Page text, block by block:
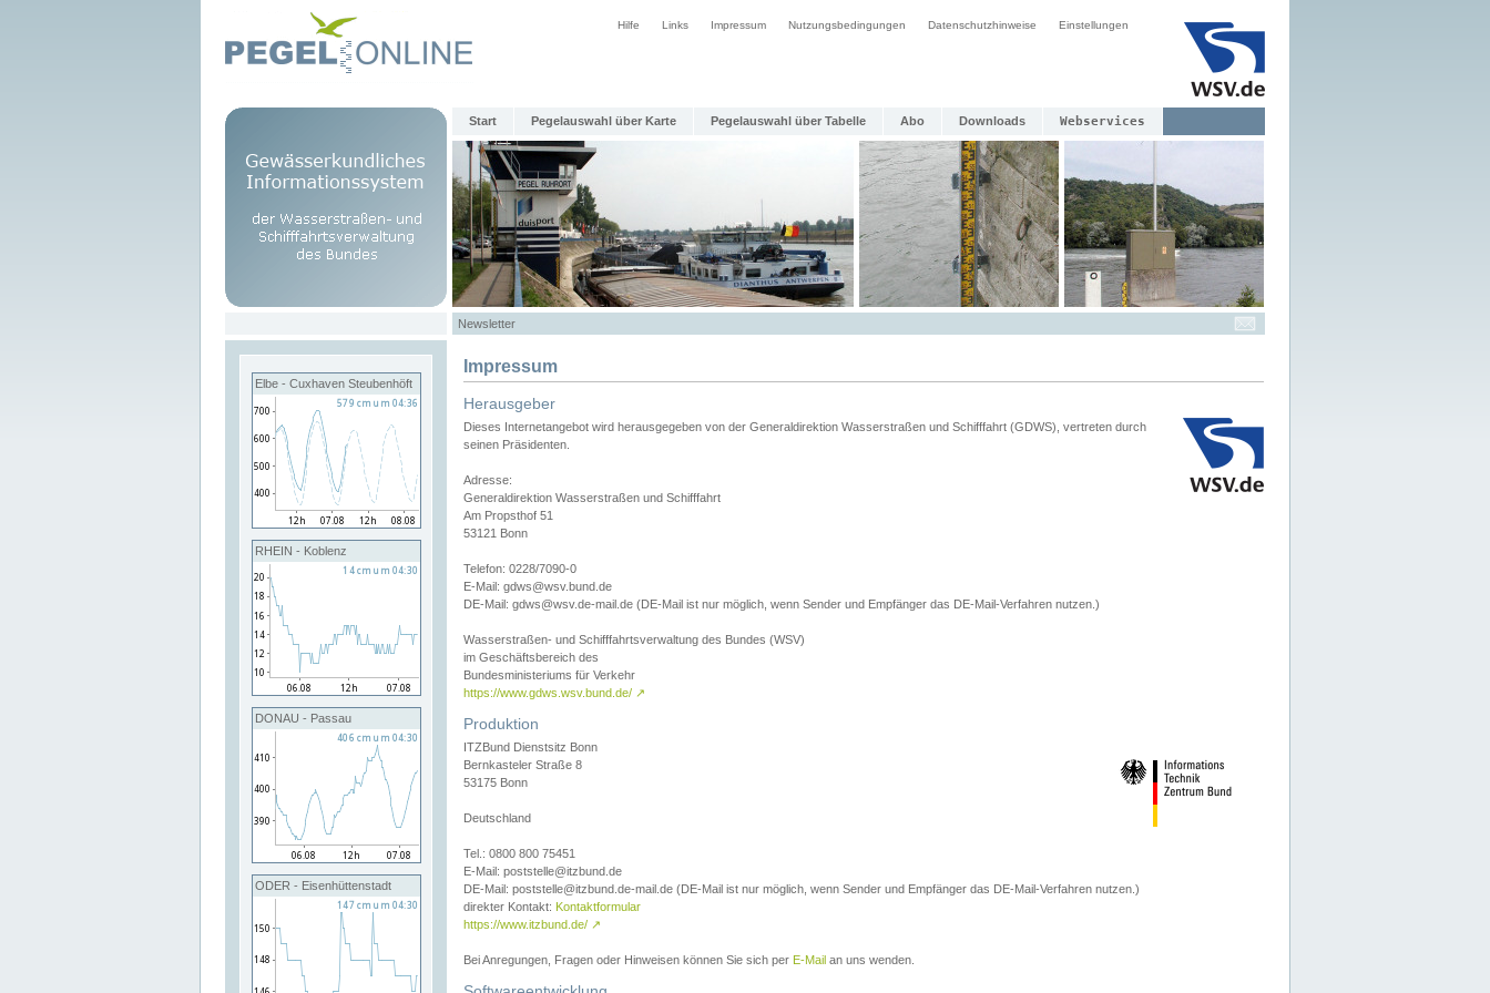
Hilfe Links Impressum Nutzungsbedingungen Datenschutzhinweise Einstellungen
Start Pegelauswahl über Karte Pegelauswahl über Tabelle Abo Downloads Webservices
Newsletter
Elbe - Cuxhaven Steubenhöft
RHEIN - Koblenz
DONAU - Passau
ODER - Eisenhüttenstadt
Impressum
Herausgeber
Dieses Internetangebot wird herausgegeben von der Generaldirektion Wasserstraßen und Schifffahrt (GDWS), vertreten durch
seinen Präsidenten.
Adresse:
Generaldirektion Wasserstraßen und Schifffahrt
Am Propsthof 51
53121 Bonn
Telefon: 0228/7090-0
E-Mail: gdws@wsv.bund.de
DE-Mail: gdws@wsv.de-mail.de (DE-Mail ist nur möglich, wenn Sender und Empfänger das DE-Mail-Verfahren nutzen.)
Wasserstraßen- und Schifffahrtsverwaltung des Bundes (WSV)
im Geschäftsbereich des
Bundesministeriums für Verkehr
https://www.gdws.wsv.bund.de/ ↗
Produktion
ITZBund Dienstsitz Bonn
Bernkasteler Straße 8
53175 Bonn
Deutschland
Tel.: 0800 800 75451
E-Mail: poststelle@itzbund.de
DE-Mail: poststelle@itzbund.de-mail.de (DE-Mail ist nur möglich, wenn Sender und Empfänger das DE-Mail-Verfahren nutzen.)
direkter Kontakt: Kontaktformular
https://www.itzbund.de/ ↗
Bei Anregungen, Fragen oder Hinweisen können Sie sich per E-Mail an uns wenden.